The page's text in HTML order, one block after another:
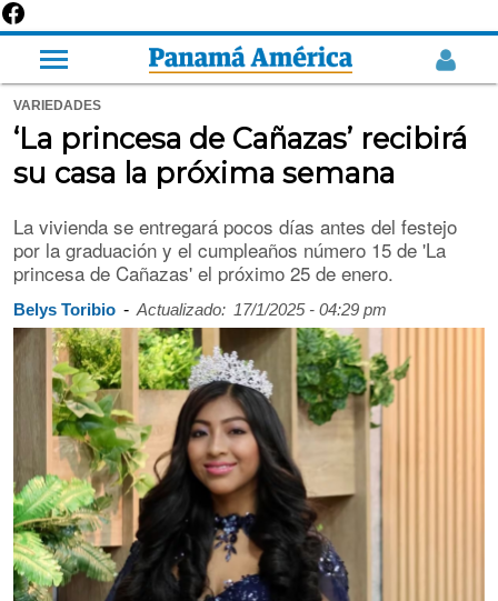
VARIEDADES
‘La princesa de Cañazas’ recibirá
su casa la próxima semana
La vivienda se entregará pocos días antes del festejo
por la graduación y el cumpleaños número 15 de 'La
princesa de Cañazas' el próximo 25 de enero.
Belys Toribio - Actualizado: 17/1/2025 - 04:29 pm